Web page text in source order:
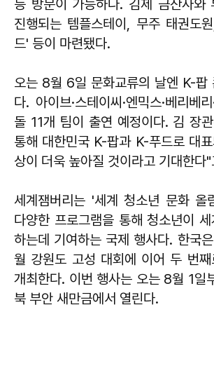
등 방문이 가능하다. 김제 금산사와
진행되는 템플스테이, 무주 태권도
드' 등이 마련됐다.
오는 8월 6일 문화교류의 날엔 K-팝
다. 아이브·스테이씨·엔믹스·베리베
돌 11개 팀이 출연 예정이다. 김 장
통해 대한민국 K-팝과 K-푸드로 대
상이 더욱 높아질 것이라고 기대한다
세계잼버리는 '세계 청소년 문화 올
다양한 프로그램을 통해 청소년이
하는데 기여하는 국제 행사다. 한국
월 강원도 고성 대회에 이어 두 번째
개최한다. 이번 행사는 오는 8월 1일
북 부안 새만금에서 열린다.